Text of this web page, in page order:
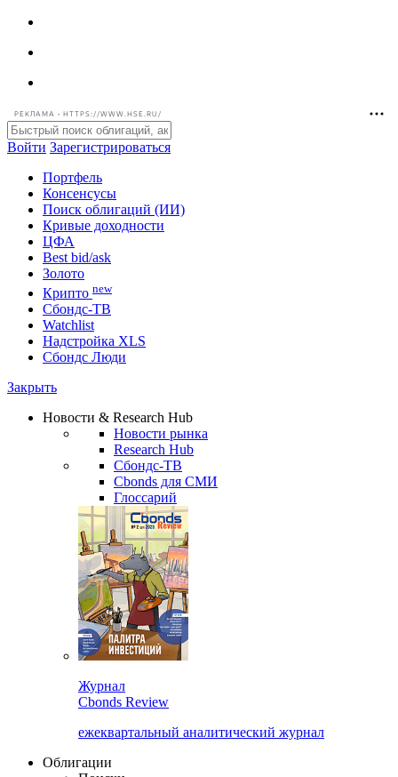
РЕКЛАМА • HTTPS://WWW.HSE.RU/
Войти Зарегистрироваться
Портфель
Консенсусы
Поиск облигаций (ИИ)
Кривые доходности
ЦФА
Best bid/ask
Золото
Крипто new
Watchlist
Сбондс Люди
Новости & Research Hub
Новости рынка
Research Hub
Сбондс-ТВ
Cbonds для СМИ
Глоссарий
Cbonds Review